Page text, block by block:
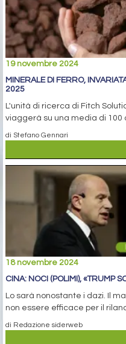
19 novembre 2024
MINERALE DI FERRO,
2025
L'unità di ricerca di Fitch
viaggerà su una media di 100
di Stefano Gennari
18 novembre 2024
CINA: NOCI (POLIMI), «TRUMP
Lo sarà nonostante i dazi. Il
non essere efficace per il
di Redazione siderweb